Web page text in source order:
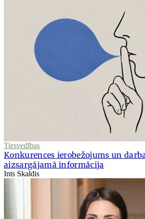
Tiesvedības
Konkurences ierobežojums un
aizsargājamā informācija
Ints Skaldis